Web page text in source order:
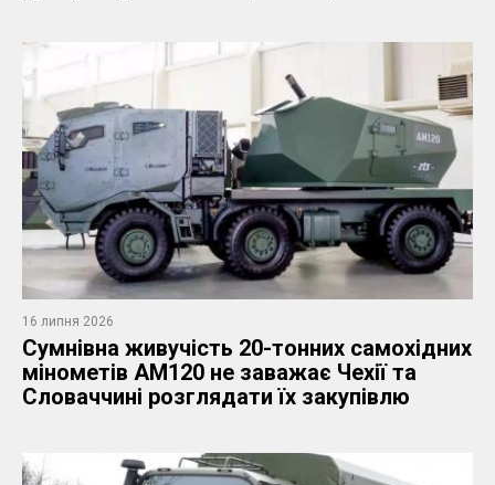
16 липня 2026
Сумнівна живучість 20-тонних самохідних
мінометів AM120 не заважає Чехії та
Словаччині розглядати їх закупівлю